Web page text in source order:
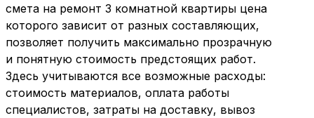
смета на ремонт 3 комнатной квартиры цена
которого зависит от разных составляющих,
позволяет получить максимально прозрачную
и понятную стоимость предстоящих работ.
Здесь учитываются все возможные расходы:
стоимость материалов, оплата работы
специалистов, затраты на доставку, вывоз